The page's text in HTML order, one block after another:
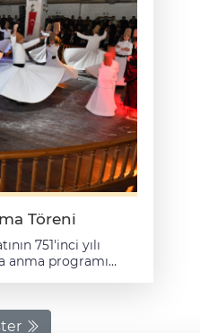
Töreni
751'inci yılı
anma programı
tasavvuf müziği